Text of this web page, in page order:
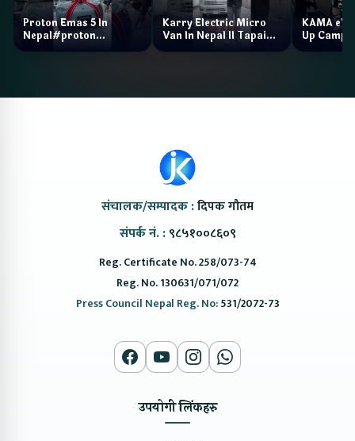
Proton Emas 5 In
Nepal#proton
#protonemas5#protonnepal#evcarnepal
Karry Electric Micro
Van In Nepal II Tapaiko
Bazar II Jankari
KAMA eV
Up Camp
संचालक/सम्पादक :दिपक गौतम
संपर्क नं. : ९८५१००८६०९
Reg. Certificate No. 258/073-74
Reg. No. 130631/071/072
Press Council Nepal Reg. No:531/2072-73
उपयोगी लिंकहरु